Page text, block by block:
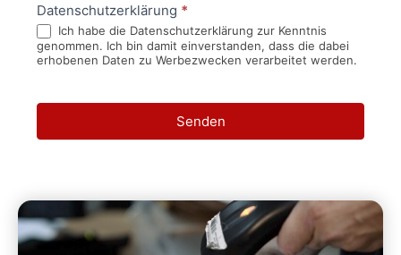
Datenschutzerklärung *
Ich habe die Datenschutzerklärung zur Kenntnis
genommen. Ich bin damit einverstanden, dass die dabei
erhobenen Daten zu Werbezwecken verarbeitet werden.
Senden